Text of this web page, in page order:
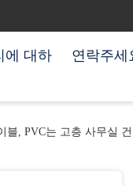
에 대하
연락주세
블, PVC는 고층 사무실